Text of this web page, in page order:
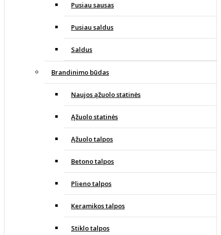
Pusiau sausas
Pusiau saldus
Saldus
Brandinimo būdas
Naujos ąžuolo statinės
Ąžuolo statinės
Ąžuolo talpos
Betono talpos
Plieno talpos
Keramikos talpos
Stiklo talpos